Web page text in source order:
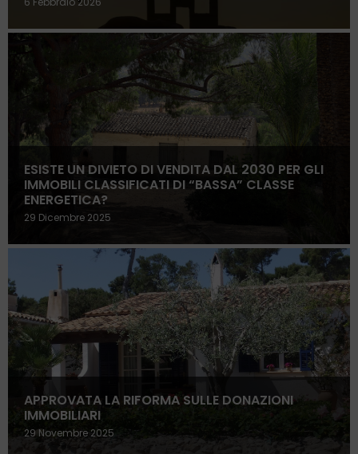
ESISTE UN DIVIETO DI VENDITA DAL 2030 PER GLI
IMMOBILI CLASSIFICATI DI “BASSA” CLASSE
ENERGETICA?
29 Dicembre 2025
APPROVATA LA RIFORMA SULLE DONAZIONI
IMMOBILIARI
29 Novembre 2025